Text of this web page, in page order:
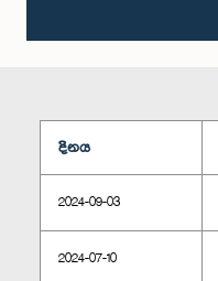
දිනය
2024-09-03
2024-07-10